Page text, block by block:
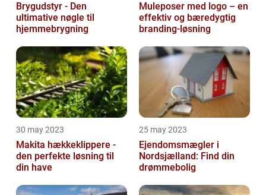
Brygudstyr - Den
ultimative nøgle til
hjemmebrygning
Muleposer med logo – en
effektiv og bæredygtig
branding-løsning
30 may 2023
Makita hækkeklippere -
den perfekte løsning til
din have
25 may 2023
Ejendomsmægler i
Nordsjælland: Find din
drømmebolig